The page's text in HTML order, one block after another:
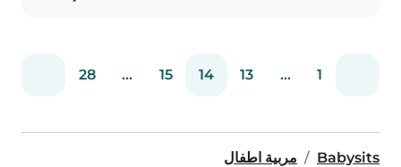
1
...
13
14
15
...
28
Babysits مربية اطفال